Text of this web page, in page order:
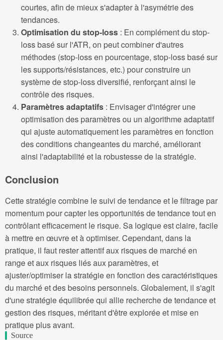
courtes, afin de mieux s'adapter à l'asymétrie des
tendances.
Optimisation du stop-loss : En complément du stop-
loss basé sur l'ATR, on peut combiner d'autres
méthodes (stop-loss en pourcentage, stop-loss basé sur
les supports/résistances, etc.) pour construire un
système de stop-loss diversifié, renforçant ainsi le
contrôle des risques.
Paramètres adaptatifs : Envisager d'intégrer une
optimisation des paramètres ou un algorithme adaptatif
qui ajuste automatiquement les paramètres en fonction
des conditions changeantes du marché, améliorant
ainsi l'adaptabilité et la robustesse de la stratégie.
Conclusion
Cette stratégie combine le suivi de tendance et le filtrage par
momentum pour capter les opportunités de tendance tout en
contrôlant efficacement le risque. Sa logique est claire, facile
à mettre en œuvre et à optimiser. Cependant, dans la
pratique, il faut rester attentif aux risques de marché en
range et aux risques liés aux paramètres, et
ajuster/optimiser la stratégie en fonction des caractéristiques
du marché et des besoins personnels. Globalement, il s'agit
d'une stratégie équilibrée qui allie recherche de tendance et
gestion des risques, méritant d'être explorée et mise en
pratique plus avant.
Source